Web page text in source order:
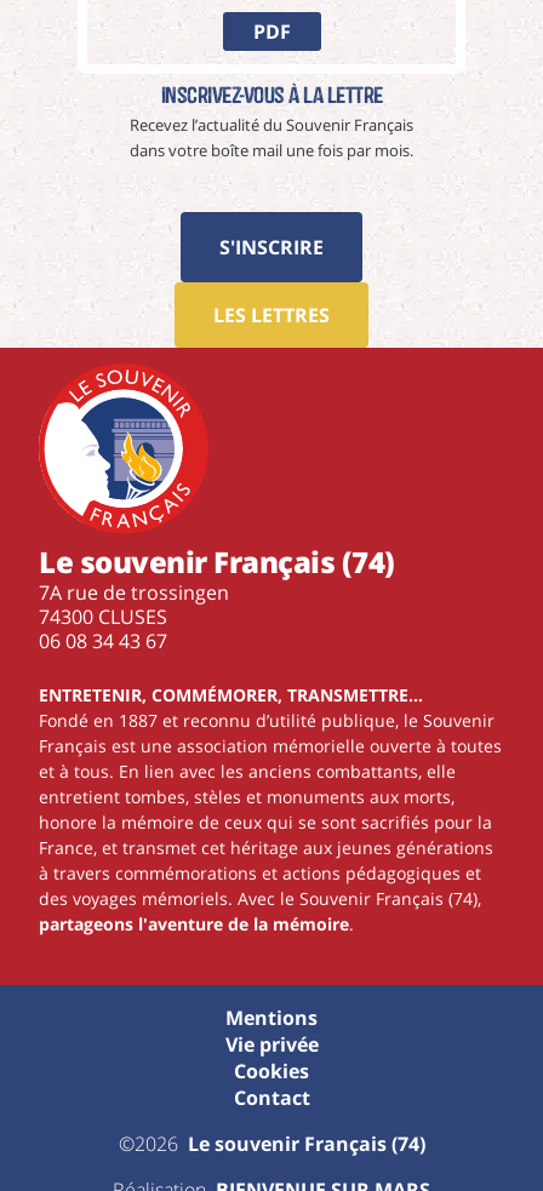
PDF
Inscrivez-vous à La Lettre
Recevez l’actualité du Souvenir Français
dans votre boîte mail une fois par mois.
S'INSCRIRE
LES LETTRES
Le souvenir Français (74)
7A rue de trossingen
74300 CLUSES
‭06 08 34 43 67‬
ENTRETENIR, COMMÉMORER, TRANSMETTRE…
Fondé en 1887 et reconnu d’utilité publique, le Souvenir
Français est une association mémorielle ouverte à toutes
et à tous. En lien avec les anciens combattants, elle
entretient tombes, stèles et monuments aux morts,
honore la mémoire de ceux qui se sont sacrifiés pour la
France, et transmet cet héritage aux jeunes générations
à travers commémorations et actions pédagogiques et
des voyages mémoriels. Avec le Souvenir Français (74),
partageons l'aventure de la mémoire.
©2026 Le souvenir Français (74)
Mentions
Vie privée
Cookies
Contact